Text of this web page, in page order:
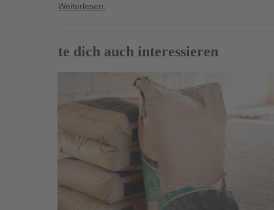
WeiterlesenWeiterlesen.
Das könnte dich auch interessieren